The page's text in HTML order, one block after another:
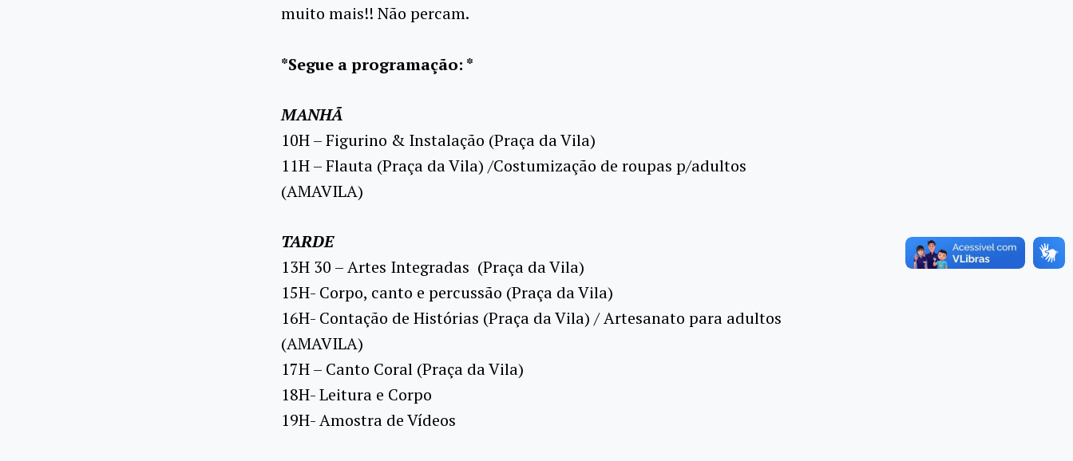
muito mais!! Não percam.
*Segue a programação: *
MANHÃ
10H – Figurino & Instalação (Praça da Vila)
11H – Flauta (Praça da Vila) /Costumização de roupas p/adultos
(AMAVILA)
TARDE
13H 30 – Artes Integradas (Praça da Vila)
15H- Corpo, canto e percussão (Praça da Vila)
16H- Contação de Histórias (Praça da Vila) / Artesanato para adultos
(AMAVILA)
17H – Canto Coral (Praça da Vila)
18H- Leitura e Corpo
19H- Amostra de Vídeos